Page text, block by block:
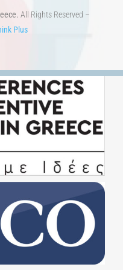
All Rights Reserved –
Plus